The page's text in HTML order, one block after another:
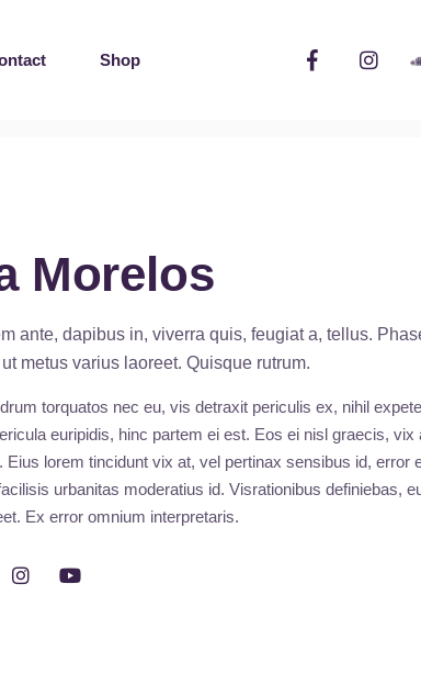
Shop
Morelos
ante, dapibus in, viverra quis, feugiat a, tellus.
metus varius laoreet. Quisque rutrum.
torquatos nec eu, vis detraxit periculis ex, nihil
euripidis, hinc partem ei est. Eos ei nisl graecis, vix
Eius lorem tincidunt vix at, vel pertinax sensibus id, error
urbanitas moderatius id. Visrationibus definiebas,
Ex error omnium interpretaris.